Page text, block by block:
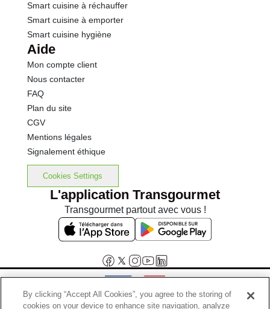
Smart cuisine à réchauffer
Smart cuisine à emporter
Smart cuisine hygiène
Aide
Mon compte client
Nous contacter
FAQ
Plan du site
CGV
Mentions légales
Signalement éthique
Cookies Settings
L'application Transgourmet
Transgourmet partout avec vous !
By clicking “Accept All Cookies”, you agree to the storing of
cookies on your device to enhance site navigation, analyze